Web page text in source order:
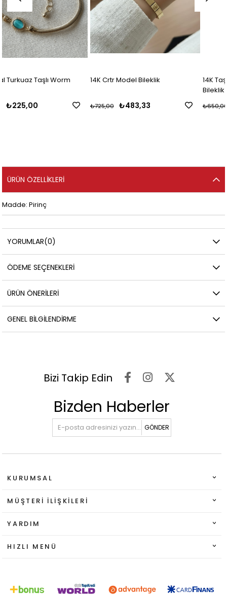
14K Crtr Model Bileklik
₺725,00
14K Taşlı Silindir Detaylı Plaka
₺433,33
₺650,00
ÜRÜN ÖZELLIKLERI
Madde: Pirinç
YORUMLAR(0)
ÖDEME SEÇENEKLERI
ÜRÜN ÖNERILERI
GENEL BILGILENDIRME
Bizi Takip Edin
Bizden Haberler
GÖNDER
KURUMSAL
MÜŞTERI İLIŞKILERI
YARDIM
HIZLI MENÜ